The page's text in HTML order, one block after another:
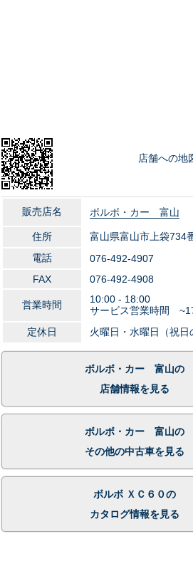
店舗への地
販売店名 ボルボ・カー 富山
住所
富山県富山市上袋734
電話
076-492-4907
FAX
076-492-4908
営業時間
10:00 - 18:00
サービス営業時間
定休日
火曜日・水曜日（祝日
ボルボ・カー 富山の
店舗情報を見る
ボルボ・カー 富山の
その他の中古車を見る
ボルボ ＸＣ６０の
カタログ情報を見る